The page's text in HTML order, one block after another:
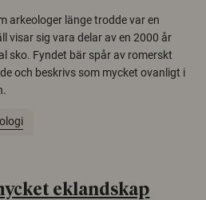
arkeologer länge trodde var en
visar sig vara delar av en 2000 år
sko. Fyndet bär spår av romerskt
och beskrivs som mycket ovanligt i
eklandskap